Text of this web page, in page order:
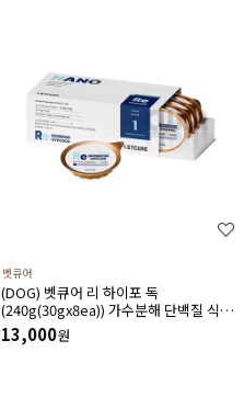
벳큐어
(DOG) 벳큐어 리 하이포 독
(240g(30gx8ea)) 가수분해 단백질 식이
알러지 건강증진 영양보급 습식 캔
13,000원